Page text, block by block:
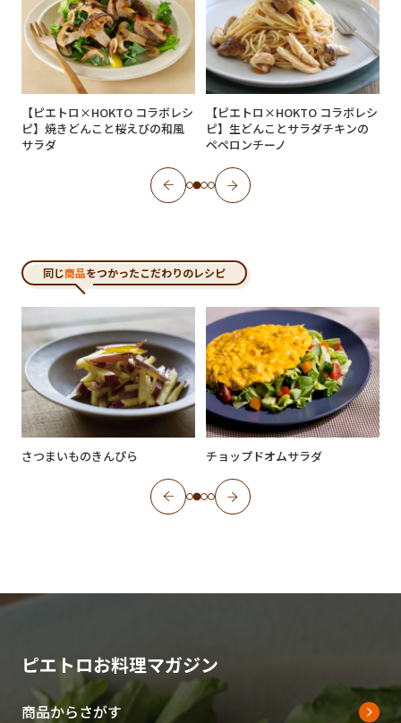
【ピエトロ×HOKTO コラボレシ
ピ】焼きどんこと桜えびの和風
サラダ
【ピエトロ×HOKTO コラボレシ
ピ】生どんことサラダチキンの
ペペロンチーノ
同じ商品をつかったこだわりのレシピ
さつまいものきんぴら チョップドオムサラダ
ピエトロお料理マガジン
商品からさがす